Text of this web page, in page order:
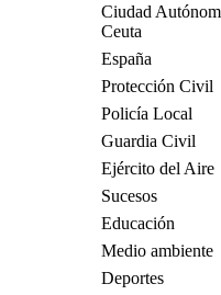
Ciudad
Ceuta
España
Protección Civil
Policía Local
Guardia Civil
Ejército del Aire
Sucesos
Educación
Medio ambiente
Deportes